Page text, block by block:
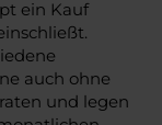
ein Kauf
auch ohne
und legen